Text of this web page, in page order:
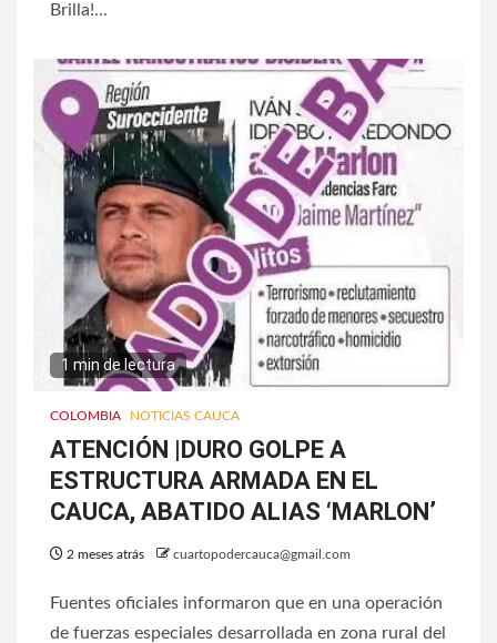
Brilla!...
1 min de lectura
COLOMBIA NOTICIAS CAUCA
ATENCIÓN |DURO GOLPE A
ESTRUCTURA ARMADA EN EL
CAUCA, ABATIDO ALIAS ‘MARLON’
2 meses atrás cuartopodercauca@gmail.com
Fuentes oficiales informaron que en una operación
de fuerzas especiales desarrollada en zona rural del